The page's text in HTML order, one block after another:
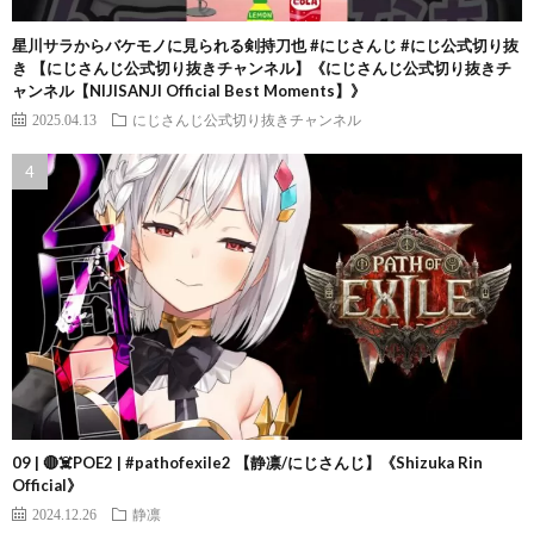
星川サラからバケモノに見られる剣持刀也 #にじさんじ #にじ公式切り抜
き 【にじさんじ公式切り抜きチャンネル】《にじさんじ公式切り抜きチ
ャンネル【NIJISANJI Official Best Moments】》
2025.04.13 にじさんじ公式切り抜きチャンネル
09 | 🔴☠️POE2 | #pathofexile2 【静凛/にじさんじ】《Shizuka Rin
Official》
2024.12.26 静凛